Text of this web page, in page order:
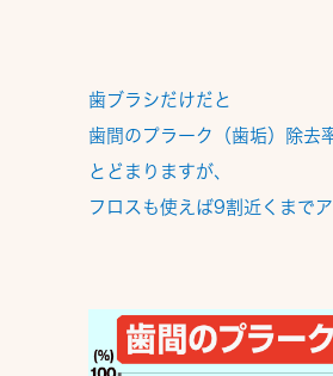
歯ブラシだけだと
歯間のプラーク（歯垢）除去
とどまりますが、
フロスも使えば9割近くまで